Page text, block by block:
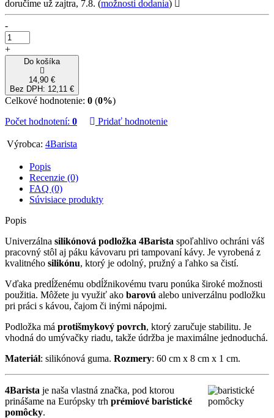
doručíme už zajtra, 7.8. (možnosti dodania)
-
+
Do košíka
14,90 €
Bez DPH: 12,11 €
Celkové hodnotenie: 0 (0%)
Počet hodnotení: 0 Pridať hodnotenie
Výrobca: 4Barista
Popis
Recenzie (0)
FAQ (0)
Súvisiace produkty
Popis
Univerzálna silikónová podložka 4Barista spoľahlivo ochráni váš
pracovný stôl aj páku kávovaru pri tampovaní kávy. Je vyrobená z
kvalitného silikónu, ktorý je odolný, pružný a ľahko sa čistí.
Vďaka predĺženému obdĺžnikovému tvaru ponúka široké možnosti
použitia. Môžete ju využiť ako barovú alebo univerzálnu podložku
pri práci s kávou, čajom či inými nápojmi.
Podložka má protišmykový povrch, ktorý zaručuje stabilitu. Je
vhodná do umývačky riadu, takže údržba je maximálne jednoduchá.
Materiál: silikónová guma. Rozmery: 60 cm x 8 cm x 1 cm.
4Barista je naša vlastná značka, pod ktorou
prinášame na Európsky trh prémiové baristické
pomôcky.